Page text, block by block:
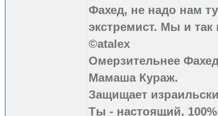
Фахед, не надо нам
экстремист. Мы и
©atalex
Омерзительнее
Мамаша Кураж.
Защищает
Ты - настоящий,